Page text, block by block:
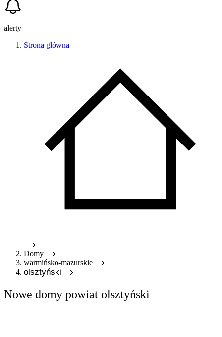
alerty
Strona główna
Domy
warmińsko-mazurskie
olsztyński
Nowe domy powiat olsztyński